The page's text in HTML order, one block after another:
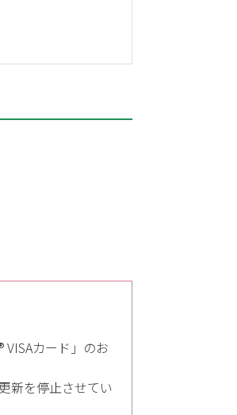
カード」のお
新を停止させてい